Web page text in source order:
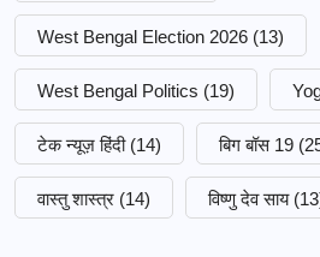
West Bengal Election 2026 (13)
West Bengal Politics (19)
टेक न्यूज़ हिंदी (14) बिग बॉस 19
वास्तु शास्त्र (14) विष्णु देव साय